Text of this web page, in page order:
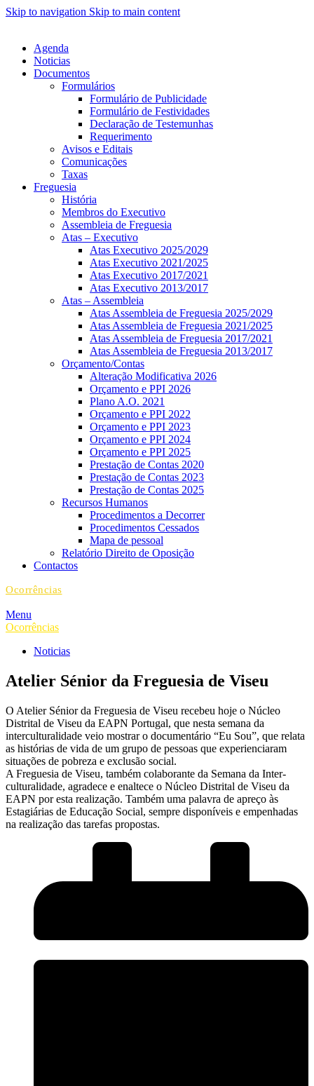
Skip to navigation Skip to main content
Agenda
Noticias
Documentos
Formulários
Formulário de Publicidade
Formulário de Festividades
Declaração de Testemunhas
Requerimento
Avisos e Editais
Comunicações
Taxas
Freguesia
História
Membros do Executivo
Assembleia de Freguesia
Atas – Executivo
Atas Executivo 2025/2029
Atas Executivo 2021/2025
Atas Executivo 2017/2021
Atas Executivo 2013/2017
Atas – Assembleia
Atas Assembleia de Freguesia 2025/2029
Atas Assembleia de Freguesia 2021/2025
Atas Assembleia de Freguesia 2017/2021
Atas Assembleia de Freguesia 2013/2017
Orçamento/Contas
Alteração Modificativa 2026
Orçamento e PPI 2026
Plano A.O. 2021
Orçamento e PPI 2022
Orçamento e PPI 2023
Orçamento e PPI 2024
Orçamento e PPI 2025
Prestação de Contas 2020
Prestação de Contas 2023
Prestação de Contas 2025
Recursos Humanos
Procedimentos a Decorrer
Procedimentos Cessados
Mapa de pessoal
Relatório Direito de Oposição
Contactos
Ocorrências
Menu
Ocorrências
Noticias
Atelier Sénior da Freguesia de Viseu
O Atelier Sénior da Freguesia de Viseu recebeu hoje o Núcleo
Distrital de Viseu da EAPN Portugal, que nesta semana da
interculturalidade veio mostrar o documentário “Eu Sou”, que relata
as histórias de vida de um grupo de pessoas que experienciaram
situações de pobreza e exclusão social.
A Freguesia de Viseu, também colaborante da Semana da Inter-
culturalidade, agradece e enaltece o Núcleo Distrital de Viseu da
EAPN por esta realização. Também uma palavra de apreço às
Estagiárias de Educação Social, sempre disponíveis e empenhadas
na realização das tarefas propostas.